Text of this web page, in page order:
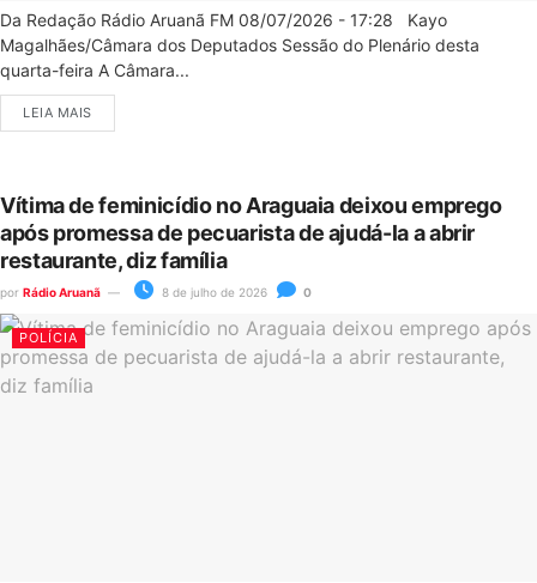
Da Redação Rádio Aruanã FM 08/07/2026 - 17:28 Kayo
Magalhães/Câmara dos Deputados Sessão do Plenário desta
quarta-feira A Câmara...
LEIA MAIS
Vítima de feminicídio no Araguaia deixou emprego
após promessa de pecuarista de ajudá-la a abrir
restaurante, diz família
por Rádio Aruanã 8 de julho de 2026 0
POLÍCIA